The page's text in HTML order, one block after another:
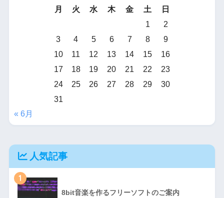
月
火 水 木 金 土
日
1
2
3
4 5 6 7 8
9
10
11 12 13 14 15
16
17
18 19 20 21 22
23
24
25 26 27 28 29
30
31
« 6月
人気記事
1
8bit音楽を作るフリーソフトのご案内